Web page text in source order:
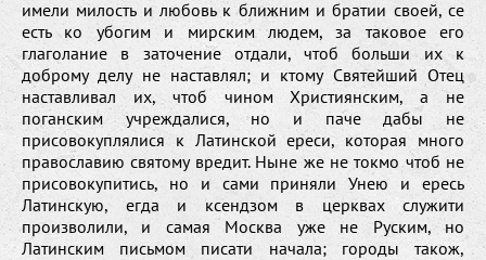
имели милость и любовь к ближним и братии своей, се
есть ко убогим и мирским людем, за таковое его
глаголание в заточение отдали, чтоб больши их к
доброму делу не наставлял; и ктому Святейший Отец
наставливал их, чтоб чином Християнским, а не
поганским учреждалися, но и паче дабы не
присовокуплялися к Латинской ереси, которая много
православию святому вредит. Ныне же не токмо чтоб не
присовокупитись, но и сами приняли Унею и ересь
Латинскую, егда и ксендзом в церквах служити
произволили, и самая Москва уже не Руским, но
Латинским письмом писати начала; городы також,